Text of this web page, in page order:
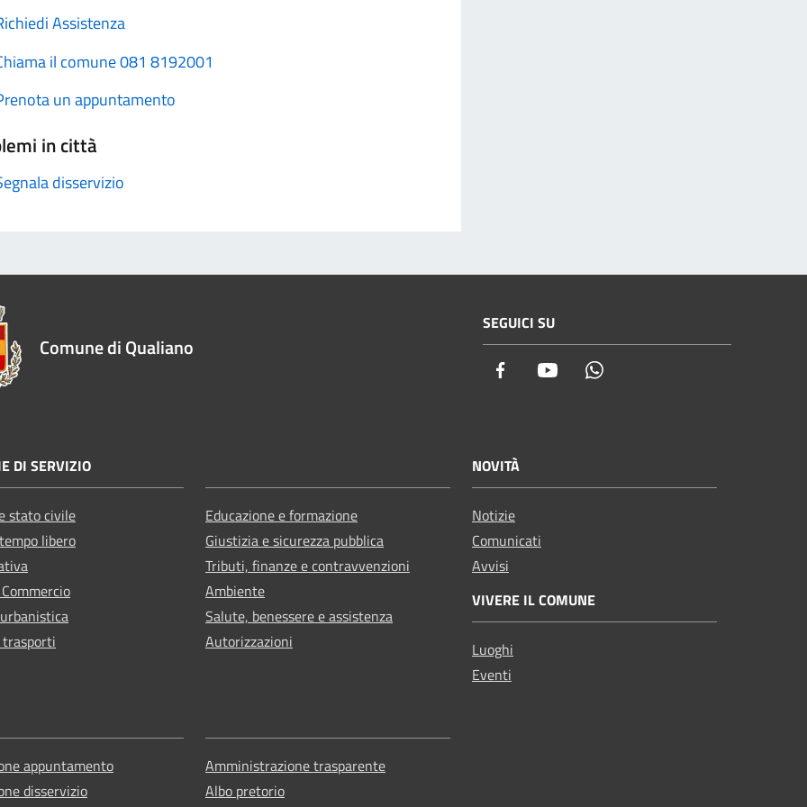
Assistenza
il comune 081 8192001
un appuntamento
in città
disservizio
Comune di Qualiano
SEGUICI SU
Facebook Youtube
DI SERVIZIO
stato civile
libero
Educazione e formazione
Giustizia e sicurezza pubblica
Tributi, finanze e contravvenzioni
Ambiente
Salute, benessere e assistenza
Autorizzazioni
NOVITÀ
Notizie
Comunicati
Avvisi
VIVERE IL COMUNE
Luoghi
Eventi
appuntamento
disservizio
Amministrazione trasparente
Albo pretorio